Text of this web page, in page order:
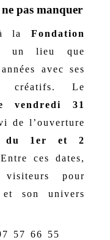
pas manquer
à la Fondation
un lieu que
avec ses
créatifs. Le
vendredi 31
de l’ouverture
du 1er et 2
ces dates,
pour
et son univers
57 66 55